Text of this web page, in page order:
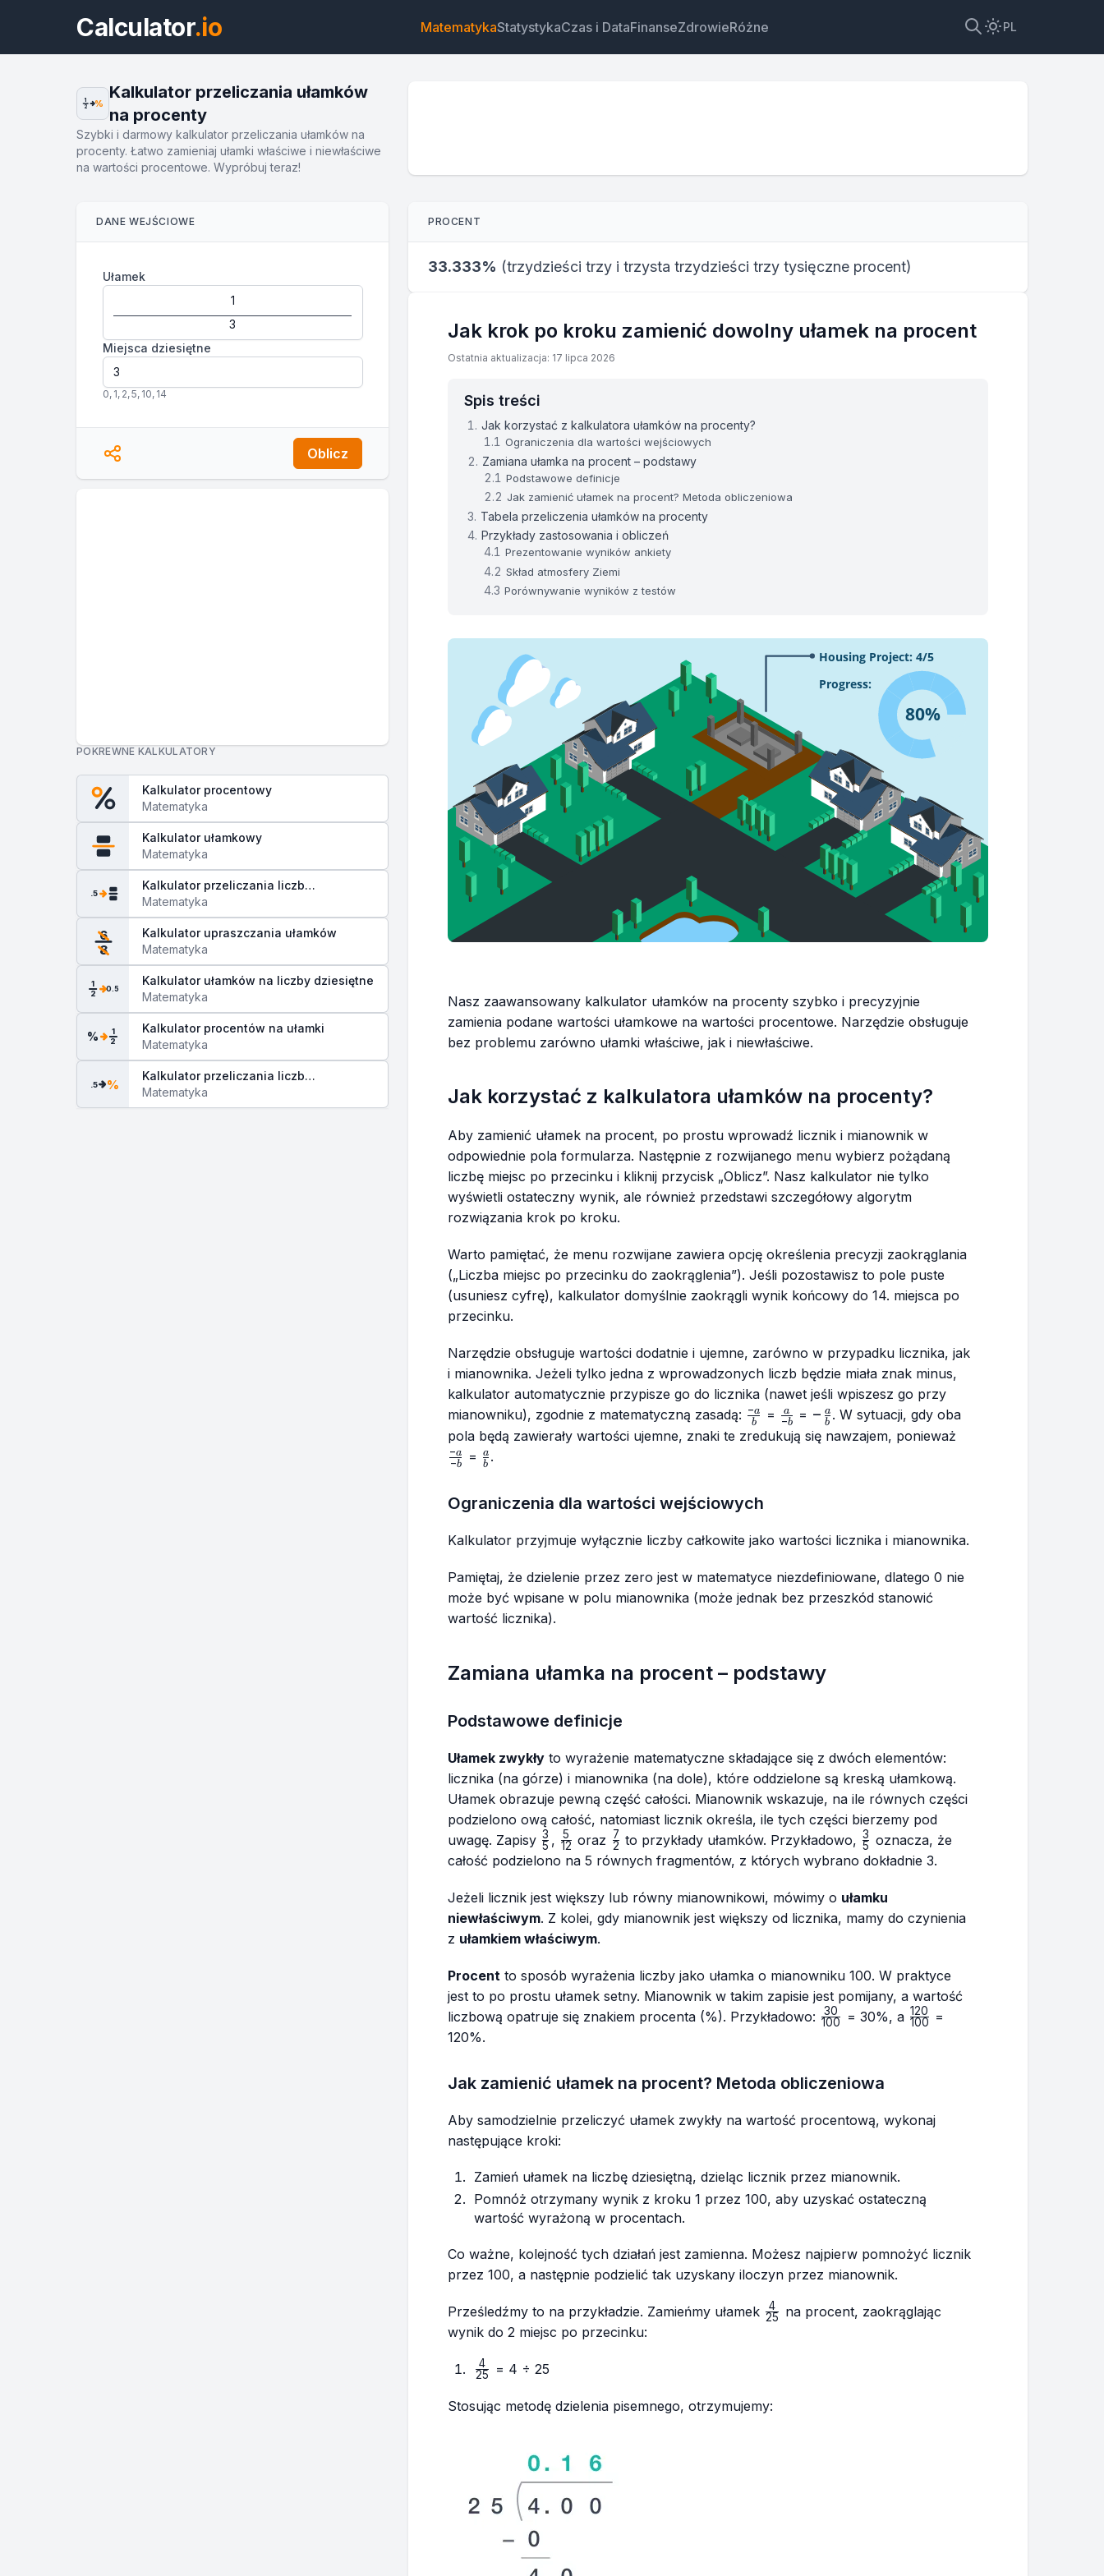
Calculator.io MatematykaStatystykaCzas i DataFinanseZdrowieRóżne PL
1
2
%
Kalkulator przeliczania ułamków
na procenty
Szybki i darmowy kalkulator przeliczania ułamków na
procenty. Łatwo zamieniaj ułamki właściwe i niewłaściwe
na wartości procentowe. Wypróbuj teraz!
DANE WEJŚCIOWE
Ułamek
Miejsca dziesiętne
0, 1, 2,5, 10, 14
Oblicz
POKREWNE KALKULATORY
Kalkulator procentowy
Matematyka
Kalkulator ułamkowy
Matematyka
.5
Kalkulator przeliczania liczb
dziesiętnych na ułamki
Matematyka
6
8
Kalkulator upraszczania ułamków
Matematyka
1
2 0.5
Kalkulator ułamków na liczby dziesiętne
Matematyka
% 1
2
Kalkulator procentów na ułamki
Matematyka
.5 %
Kalkulator przeliczania liczb
dziesiętnych na procenty
Matematyka
PROCENT
33.333% (trzydzieści trzy i trzysta trzydzieści trzy tysięczne procent)
Jak krok po kroku zamienić dowolny ułamek na procent
Ostatnia aktualizacja: 17 lipca 2026
Spis treści
Jak korzystać z kalkulatora ułamków na procenty?
Ograniczenia dla wartości wejściowych
Zamiana ułamka na procent – podstawy
Podstawowe definicje
Jak zamienić ułamek na procent? Metoda obliczeniowa
Tabela przeliczenia ułamków na procenty
Przykłady zastosowania i obliczeń
Prezentowanie wyników ankiety
Skład atmosfery Ziemi
Porównywanie wyników z testów
Nasz zaawansowany kalkulator ułamków na procenty szybko i precyzyjnie
zamienia podane wartości ułamkowe na wartości procentowe. Narzędzie obsługuje
bez problemu zarówno ułamki właściwe, jak i niewłaściwe.
Jak korzystać z kalkulatora ułamków na procenty?
Aby zamienić ułamek na procent, po prostu wprowadź licznik i mianownik w
odpowiednie pola formularza. Następnie z rozwijanego menu wybierz pożądaną
liczbę miejsc po przecinku i kliknij przycisk „Oblicz”. Nasz kalkulator nie tylko
wyświetli ostateczny wynik, ale również przedstawi szczegółowy algorytm
rozwiązania krok po kroku.
Warto pamiętać, że menu rozwijane zawiera opcję określenia precyzji zaokrąglania
(„Liczba miejsc po przecinku do zaokrąglenia”). Jeśli pozostawisz to pole puste
(usuniesz cyfrę), kalkulator domyślnie zaokrągli wynik końcowy do 14. miejsca po
przecinku.
Narzędzie obsługuje wartości dodatnie i ujemne, zarówno w przypadku licznika, jak
i mianownika. Jeżeli tylko jedna z wprowadzonych liczb będzie miała znak minus,
kalkulator automatycznie przypisze go do licznika (nawet jeśli wpiszesz go przy
mianowniku), zgodnie z matematyczną zasadą: \frac{-
a}{b}
b
−a = \frac{a}
{-b}
−b
a = -
\frac{a}
− b
a . W sytuacji, gdy oba
pola będą zawierały wartości ujemne, znaki te zredukują się nawzajem, ponieważ
−b
−a = \frac{a}
b
a .
Ograniczenia dla wartości wejściowych
Kalkulator przyjmuje wyłącznie liczby całkowite jako wartości licznika i mianownika.
Pamiętaj, że dzielenie przez zero jest w matematyce niezdefiniowane, dlatego 0 nie
może być wpisane w polu mianownika (może jednak bez przeszkód stanowić
wartość licznika).
Zamiana ułamka na procent – podstawy
Podstawowe definicje
Ułamek zwykły to wyrażenie matematyczne składające się z dwóch elementów:
licznika (na górze) i mianownika (na dole), które oddzielone są kreską ułamkową.
Ułamek obrazuje pewną część całości. Mianownik wskazuje, na ile równych części
podzielono ową całość, natomiast licznik określa, ile tych części bierzemy pod
uwagę. Zapisy \frac{3}
{5}
5
3 , \frac{5}
{12}
12
5 oraz \frac{7}
{2}
2
7 to przykłady ułamków. Przykładowo, \frac{3}
{5}
5
3 oznacza, że
całość podzielono na 5 równych fragmentów, z których wybrano dokładnie 3.
Jeżeli licznik jest większy lub równy mianownikowi, mówimy o ułamku
niewłaściwym. Z kolei, gdy mianownik jest większy od licznika, mamy do czynienia
z ułamkiem właściwym.
Procent to sposób wyrażenia liczby jako ułamka o mianowniku 100. W praktyce
jest to po prostu ułamek setny. Mianownik w takim zapisie jest pomijany, a wartość
liczbową opatruje się znakiem procenta (%). Przykładowo: \frac{30}
100
30 = 30%, a \frac{120}
100
120
=
120%.
Jak zamienić ułamek na procent? Metoda obliczeniowa
Aby samodzielnie przeliczyć ułamek zwykły na wartość procentową, wykonaj
następujące kroki:
Zamień ułamek na liczbę dziesiętną, dzieląc licznik przez mianownik.
Pomnóż otrzymany wynik z kroku 1 przez 100, aby uzyskać ostateczną
wartość wyrażoną w procentach.
Co ważne, kolejność tych działań jest zamienna. Możesz najpierw pomnożyć licznik
przez 100, a następnie podzielić tak uzyskany iloczyn przez mianownik.
Prześledźmy to na przykładzie. Zamieńmy ułamek \frac{4}
25
4
na procent, zaokrąglając
wynik do 2 miejsc po przecinku:
\frac{4}
25
4 = 4 ÷ 25
Stosując metodę dzielenia pisemnego, otrzymujemy: